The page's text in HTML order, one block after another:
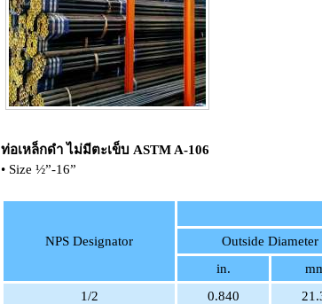
ท่อเหล็กดำ ไม่มีตะเข็บ ASTM A-106
• Size ½”-16”
NPS Designator
Outside Diameter
in.
1/2
0.840